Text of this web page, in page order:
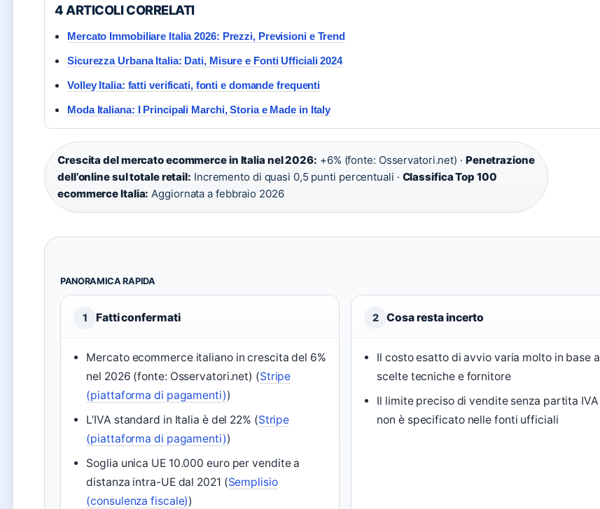
4 ARTICOLI CORRELATI
Mercato Immobiliare Italia 2026: Prezzi, Previsioni e Trend
Sicurezza Urbana Italia: Dati, Misure e Fonti Ufficiali 2024
Volley Italia: fatti verificati, fonti e domande frequenti
Moda Italiana: I Principali Marchi, Storia e Made in Italy
Crescita del mercato ecommerce in Italia nel 2026: +6% (fonte: Osservatori.net) · Penetrazione
dell’online sul totale retail: Incremento di quasi 0,5 punti percentuali · Classifica Top 100
ecommerce Italia: Aggiornata a febbraio 2026
PANORAMICA RAPIDA
1 Fatti confermati
Mercato ecommerce italiano in crescita del 6%
nel 2026 (fonte: Osservatori.net) (Stripe
(piattaforma di pagamenti))
L’IVA standard in Italia è del 22% (Stripe
(piattaforma di pagamenti))
Soglia unica UE 10.000 euro per vendite a
distanza intra-UE dal 2021 (Semplisio
(consulenza fiscale))
2 Cosa resta incerto
Il costo esatto di avvio varia molto in base a
scelte tecniche e fornitore
Il limite preciso di vendite senza partita IVA
non è specificato nelle fonti ufficiali